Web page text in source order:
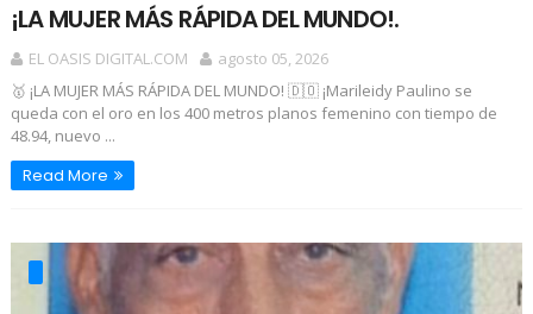
¡LA MUJER MÁS RÁPIDA DEL MUNDO!.
EL OASIS DIGITAL.COM
agosto 05, 2026
🥇 ¡LA MUJER MÁS RÁPIDA DEL MUNDO! 🇩🇴 ¡Marileidy Paulino se
queda con el oro en los 400 metros planos femenino con tiempo de
48.94, nuevo ...
Read More